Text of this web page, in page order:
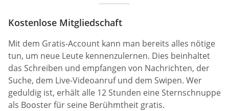
Kostenlose Mitgliedschaft
Mit dem Gratis-Account kann man bereits alles nötige
tun, um neue Leute kennenzulernen. Dies beinhaltet
das Schreiben und empfangen von Nachrichten, der
Suche, dem Live-Videoanruf und dem Swipen. Wer
geduldig ist, erhält alle 12 Stunden eine Sternschnuppe
als Booster für seine Berühmtheit gratis.